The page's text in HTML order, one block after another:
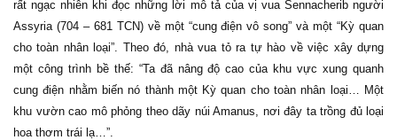
rất ngạc nhiên khi đọc những lời mô tả của vị vua Sennacherib người
Assyria (704 – 681 TCN) về một “cung điện vô song” và một “Kỳ quan
cho toàn nhân loại”. Theo đó, nhà vua tỏ ra tự hào về việc xây dựng
một công trình bề thế: “Ta đã nâng độ cao của khu vực xung quanh
cung điện nhằm biến nó thành một Kỳ quan cho toàn nhân loại… Một
khu vườn cao mô phỏng theo dãy núi Amanus, nơi đây ta trồng đủ loại
hoa thơm trái lạ…”.